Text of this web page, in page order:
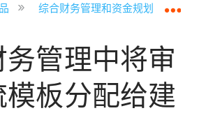
局层次
综合财务管理和资金规划
管理中将审
板分配给建